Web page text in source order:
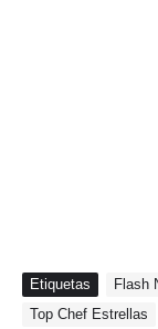
Etiquetas Flash
Top Chef Estrellas